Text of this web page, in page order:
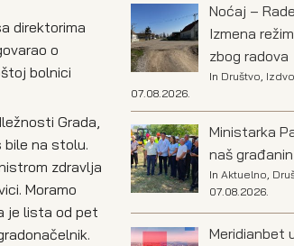
direktorima
o
bolnici
Grada,
bile na stolu.
zdravlja
Moramo
je lista od pet
Noćaj –
Izmena
zbog radova
In Društvo
07.08.2026.
Ministarka
naš
In Aktuelno
07.08.2026.
Meridianbet